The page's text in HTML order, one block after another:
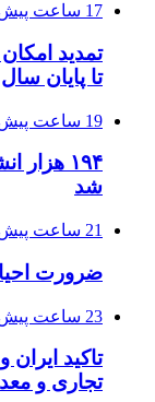
17 ساعت پیش
تمدید
تا پایان سال
19 ساعت پیش
۱۹۴
شد
21 ساعت پیش
ضرورت
23 ساعت پیش
تاکید
تجاری و